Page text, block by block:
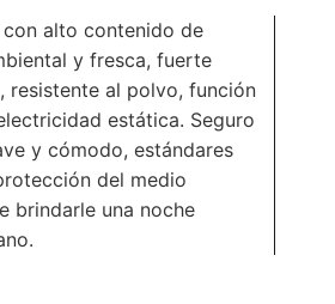
alto contenido de
y fresca, fuerte
resistente al polvo, función
estática. Seguro
y cómodo, estándares
del medio
brindarle una noche